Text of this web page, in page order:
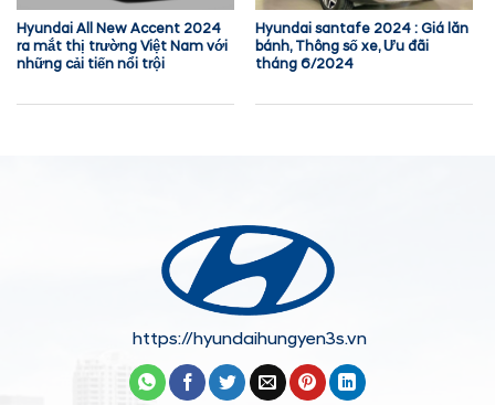
Hyundai All New Accent 2024
ra mắt thị trường Việt Nam với
những cải tiến nổi trội
Hyundai santafe 2024 : Giá lăn
bánh, Thông số xe, Ưu đãi
tháng 6/2024
https://hyundaihungyen3s.vn